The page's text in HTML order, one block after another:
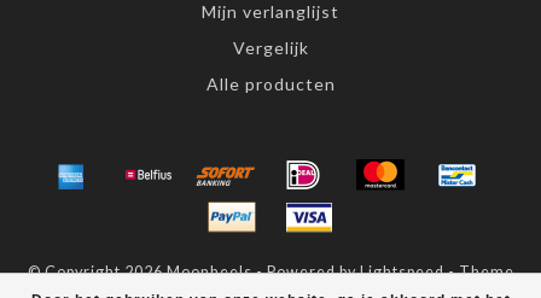
Mijn verlanglijst
Vergelijk
Alle producten
© Copyright 2026 Moonheels - Powered byLightspeed- Theme